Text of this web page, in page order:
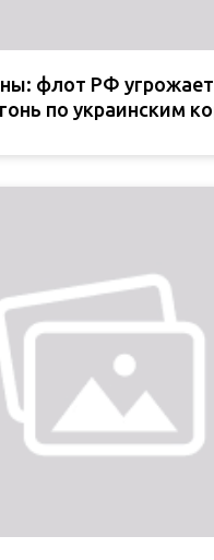
флот РФ угрожает
по украинским